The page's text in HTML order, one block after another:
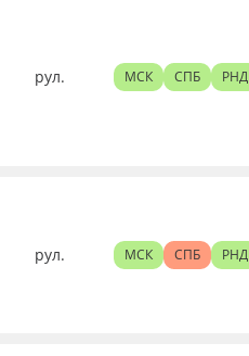
рул. МСК СПБ РНД
рул. МСК СПБ РНД